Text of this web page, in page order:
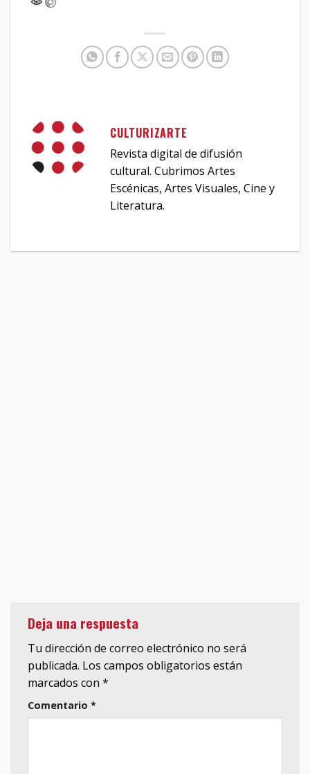
CULTURIZARTE
Revista digital de difusión
cultural. Cubrimos Artes
Escénicas, Artes Visuales, Cine y
Literatura.
Deja una respuesta
Tu dirección de correo electrónico no será
publicada. Los campos obligatorios están
marcados con *
Comentario *